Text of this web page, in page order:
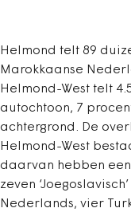
Helmond telt 89
Marokkaanse
Helmond-West telt
autochtoon, 7
achtergrond. De
Helmond-West
daarvan hebben
zeven
Nederlands, vier